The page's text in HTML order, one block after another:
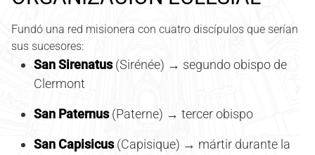
Fundó una red misionera con cuatro discípulos que serían
sus sucesores:
San Sirenatus(Sirénée) → segundo obispo de
Clermont
San Paternus(Paterne) → tercer obispo
San Capisicus(Capisique) → mártir durante la